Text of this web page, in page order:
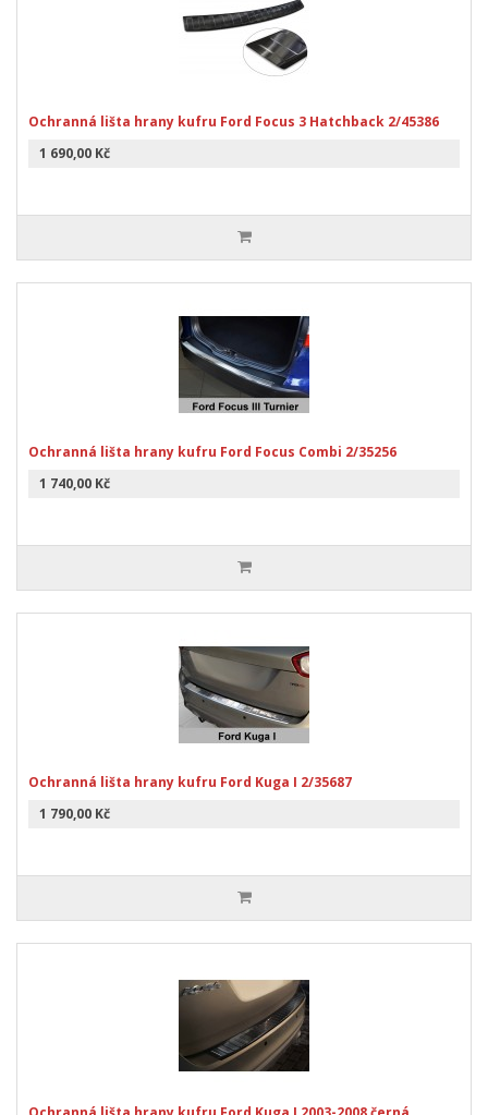
Ochranná lišta hrany kufru Ford Focus 3 Hatchback 2/45386
1 690,00 Kč
Ochranná lišta hrany kufru Ford Focus Combi 2/35256
1 740,00 Kč
Ochranná lišta hrany kufru Ford Kuga I 2/35687
1 790,00 Kč